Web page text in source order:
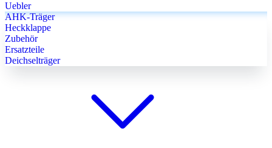
Uebler
AHK-Träger
Heckklappe
Zubehör
Ersatzteile
Deichselträger